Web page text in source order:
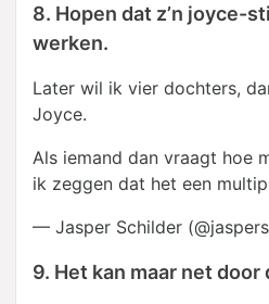
8. Hopen dat z’n joyce-
werken.
Later wil ik vier dochters,
Joyce.
Als iemand dan vraagt hoe
ik zeggen dat het een
— Jasper Schilder
9. Het kan maar net door